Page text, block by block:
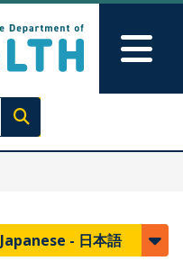
Execute search
Japanese - 日本語